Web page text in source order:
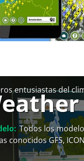
entusiastas del
Todos los
conocidos GFS,